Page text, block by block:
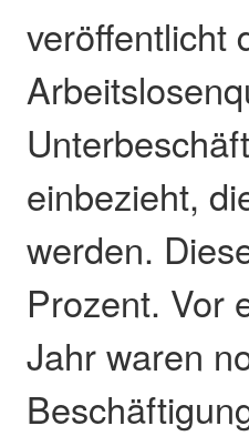
veröffentlicht
einbezieht,
werden.
Prozent. Vor
Jahr waren